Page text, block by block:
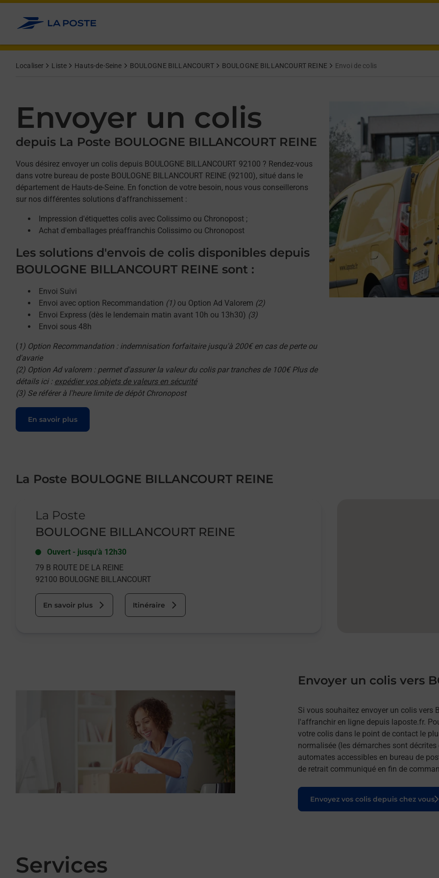
Allez au contenu
Localiser Liste Hauts-de-Seine BOULOGNE BILLANCOURT BOULOGNE BILLANCOURT REINE Envoi de colis
Envoyer un colis
depuis La Poste BOULOGNE BILLANCOURT REINE
Vous désirez envoyer un colis depuis BOULOGNE BILLANCOURT 92100 ? Rendez-vous
dans votre bureau de poste BOULOGNE BILLANCOURT REINE (92100), situé dans le
département de Hauts-de-Seine. En fonction de votre besoin, nous vous conseillerons
sur nos différentes solutions d'affranchissement :
Impression d'étiquettes colis avec Colissimo ou Chronopost ;
Achat d'emballages préaffranchis Colissimo ou Chronopost
Les solutions d'envois de colis disponibles depuis
BOULOGNE BILLANCOURT REINE sont :
Envoi Suivi
Envoi avec option Recommandation (1) ou Option Ad Valorem (2)
Envoi Express (dès le lendemain matin avant 10h ou 13h30) (3)
Envoi sous 48h
( 1) Option Recommandation : indemnisation forfaitaire jusqu'à 200€ en cas de perte ou
d'avarie
(2) Option Ad valorem : permet d'assurer la valeur du colis par tranches de 100€ Plus de
détails ici : expédier vos objets de valeurs en sécurité
(3) Se référer à l'heure limite de dépôt Chronopost
En savoir plus
Le lien s'ouvre dans un nouvel onglet
La Poste BOULOGNE BILLANCOURT REINE
La Poste
BOULOGNE BILLANCOURT REINE
Ouvert - jusqu'à 12h30
79 B ROUTE DE LA REINE
92100 BOULOGNE BILLANCOURT
En savoir plus Itinéraire
Envoyer un colis vers
Si vous souhaitez envoyer un colis vers
l'affranchir en ligne depuis laposte.fr.
votre colis dans le point de contact le
normalisée (les démarches sont
automates accessibles en bureau de
de retrait communiqué en fin de
Envoyez vos colis depuis chez vous
Le lien s'ouvre dans un nouvel onglet
Services
Afficher ou masquer la réponse
Afficher ou masquer la réponse
Afficher ou masquer la réponse